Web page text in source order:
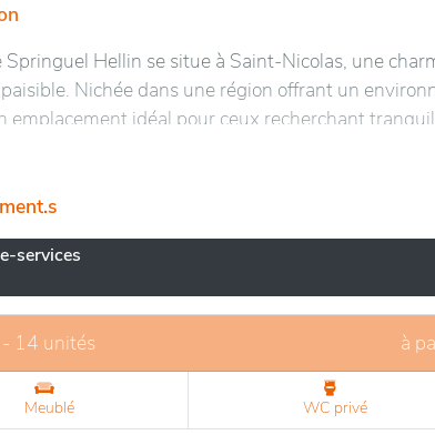
Springuel Hellin se situe à Saint-Nicolas, une
Nichée dans une région offrant un
emplacement idéal pour ceux recherchant
elle permet aux résidents de profiter
est réputé pour ses installations modernes et
âgées. Les espaces communs sont
chambres sont aménagées avec soin pour
des activités variées adaptées aux besoins
et enrichissante.
services
- 14 unités à
Meublé WC privé